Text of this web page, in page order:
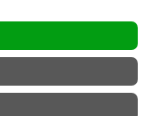
man jahrelang